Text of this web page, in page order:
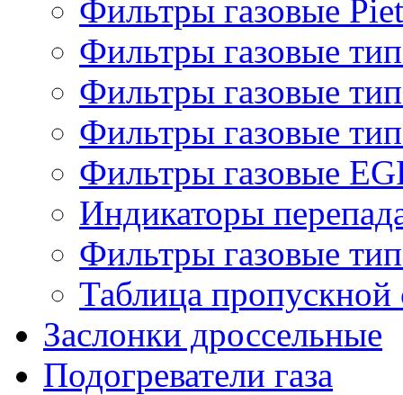
Фильтры газовые
Фильтры газовые
Фильтры газовые
Фильтры газовые
Фильтры газовые
Индикаторы
Фильтры газовые
Таблица пропускной
Заслонки дроссельные
Подогреватели газа